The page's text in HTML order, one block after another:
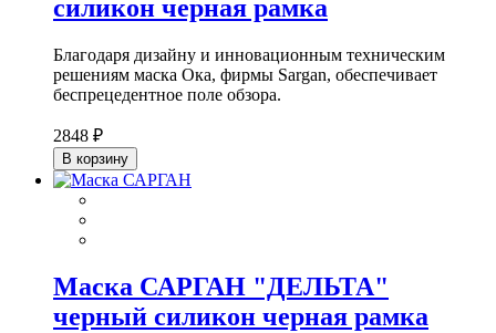
силикон черная рамка
Благодаря дизайну и инновационным техническим
решениям маска Ока, фирмы Sargan, обеспечивает
беспрецедентное поле обзора.
2848 ₽
В корзину
Маска САРГАН "ДЕЛЬТА"
черный силикон черная рамка